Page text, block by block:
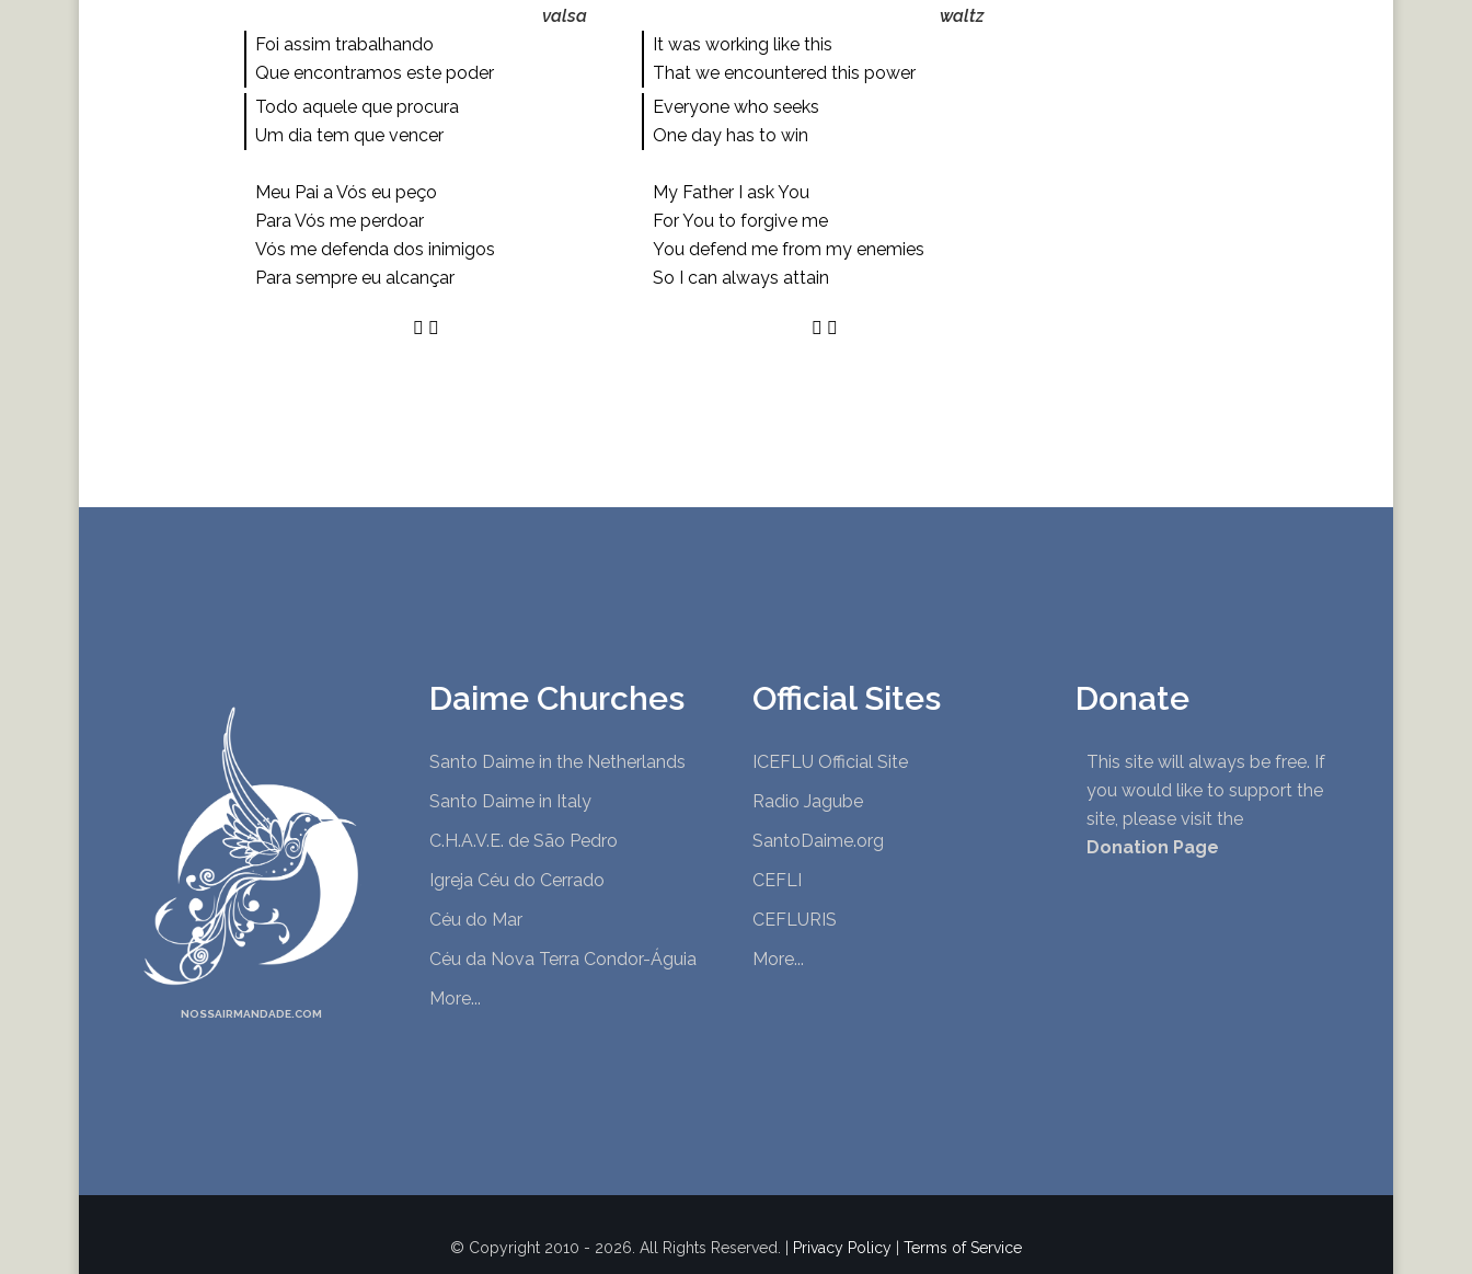
valsa
Foi assim trabalhando
Que encontramos este poder
Todo aquele que procura
Um dia tem que vencer
Meu Pai a Vós eu peço
Para Vós me perdoar
Vós me defenda dos inimigos
Para sempre eu alcançar
waltz
It was working like this
That we encountered this power
Everyone who seeks
One day has to win
My Father I ask You
For You to forgive me
You defend me from my enemies
So I can always attain
NOSSAIRMANDADE.COM
Daime Churches
Santo Daime in the Netherlands
Santo Daime in Italy
C.H.A.V.E. de São Pedro
Igreja Céu do Cerrado
Céu do Mar
Céu da Nova Terra Condor-Águia
More...
Official Sites
ICEFLU Official Site
Radio Jagube
SantoDaime.org
CEFLI
CEFLURIS
More...
Donate
This site will always be free. If
you would like to support the
site, please visit the
Donation Page
© Copyright 2010 - 2026. All Rights Reserved. | Privacy Policy Terms of Service